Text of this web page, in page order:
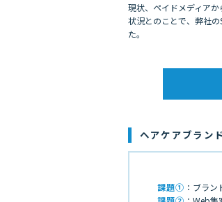
現状、ペイドメディア
状況とのことで、弊社
た。
ヘアケアブラン
課題① ：ブラ